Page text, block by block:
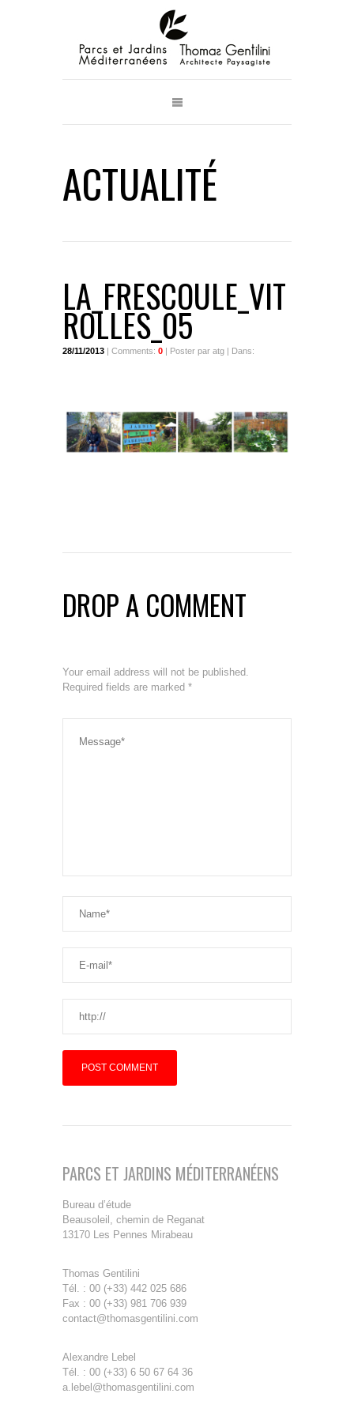
ACTUALITÉ
LA_FRESCOULE_VIT
ROLLES_05
28/11/2013 | Comments: 0 | Poster par atg | Dans:
DROP A COMMENT
Your email address will not be published.
Required fields are marked *
PARCS ET JARDINS MÉDITERRANÉENS
Bureau d’étude
Beausoleil, chemin de Reganat
13170 Les Pennes Mirabeau
Thomas Gentilini
Tél. : 00 (+33) 442 025 686
Fax : 00 (+33) 981 706 939
contact@thomasgentilini.com
Alexandre Lebel
Tél. : 00 (+33) 6 50 67 64 36
a.lebel@thomasgentilini.com